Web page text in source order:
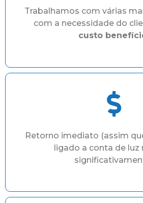
Trabalhamos com várias
com a necessidade do
custo
Retorno imediato (assim
ligado a conta de luz